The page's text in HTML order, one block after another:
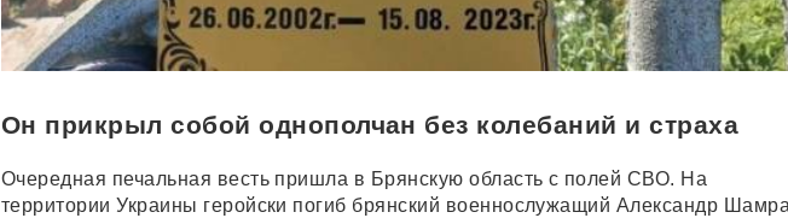
Он прикрыл собой однополчан без колебаний и страха
Очередная печальная весть пришла в Брянскую область с полей СВО. На
территории Украины геройски погиб брянский военнослужащий Александр